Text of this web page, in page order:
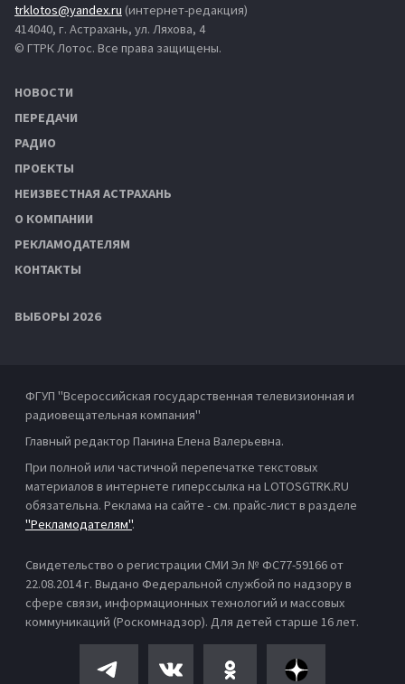
trklotos@yandex.ru (интернет-редакция)
414040, г. Астрахань, ул. Ляхова, 4
© ГТРК Лотос. Все права защищены.
НОВОСТИ
ПЕРЕДАЧИ
РАДИО
ПРОЕКТЫ
НЕИЗВЕСТНАЯ АСТРАХАНЬ
О КОМПАНИИ
РЕКЛАМОДАТЕЛЯМ
КОНТАКТЫ
ВЫБОРЫ 2026
ФГУП "Всероссийская государственная телевизионная и
радиовещательная компания"
Главный редактор Панина Елена Валерьевна.
При полной или частичной перепечатке текстовых
материалов в интернете гиперссылка на LOTOSGTRK.RU
обязательна. Реклама на сайте - см. прайс-лист в разделе
"Рекламодателям".
Свидетельство о регистрации СМИ Эл № ФС77-59166 от
22.08.2014 г. Выдано Федеральной службой по надзору в
сфере связи, информационных технологий и массовых
коммуникаций (Роскомнадзор). Для детей старше 16 лет.